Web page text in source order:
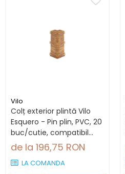
Vilo
Colț exterior plintă Vilo
Esquero - Pin plin, PVC, 20
buc/cutie, compatibil
plintă 66.6 mm
de la 196,75 RON
LA COMANDA